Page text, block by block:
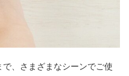
、さまざまなシーンでご使